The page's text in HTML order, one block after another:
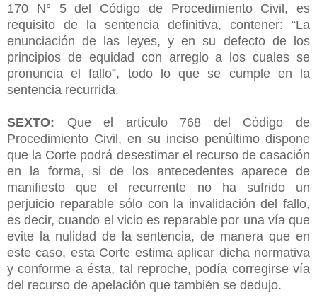
170 N° 5 del Código de Procedimiento Civil, es
requisito de la sentencia definitiva, contener: “La
enunciación de las leyes, y en su defecto de los
principios de equidad con arreglo a los cuales se
pronuncia el fallo”, todo lo que se cumple en la
sentencia recurrida.
SEXTO: Que el artículo 768 del Código de
Procedimiento Civil, en su inciso penúltimo dispone
que la Corte podrá desestimar el recurso de casación
en la forma, si de los antecedentes aparece de
manifiesto que el recurrente no ha sufrido un
perjuicio reparable sólo con la invalidación del fallo,
es decir, cuando el vicio es reparable por una vía que
evite la nulidad de la sentencia, de manera que en
este caso, esta Corte estima aplicar dicha normativa
y conforme a ésta, tal reproche, podía corregirse vía
del recurso de apelación que también se dedujo.